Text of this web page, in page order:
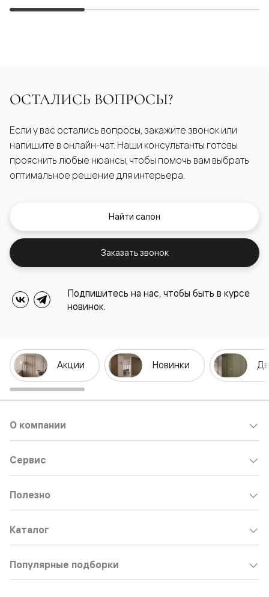
ОСТАЛИСЬ ВОПРОСЫ?
Если у вас остались вопросы, закажите звонок или
напишите в онлайн-чат. Наши консультанты готовы
прояснить любые нюансы, чтобы помочь вам выбрать
оптимальное решение для интерьера.
Найти салон
Заказать звонок
Подпишитесь на нас, чтобы быть в курсе
новинок.
Акции Новинки
О компании
Сервис
Полезно
Каталог
Популярные подборки